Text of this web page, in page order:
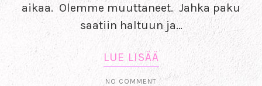
aikaa. Olemme muuttaneet. Jahka paku
saatiin haltuun ja…
LUE LISÄÄ
NO COMMENT